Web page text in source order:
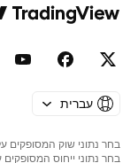
עברית
בחר נתוני שוק המסופקים